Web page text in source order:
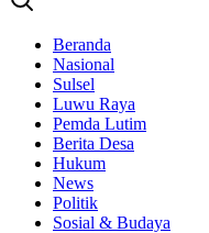
Beranda
Nasional
Sulsel
Luwu Raya
Pemda Lutim
Berita Desa
Hukum
News
Politik
Sosial & Budaya